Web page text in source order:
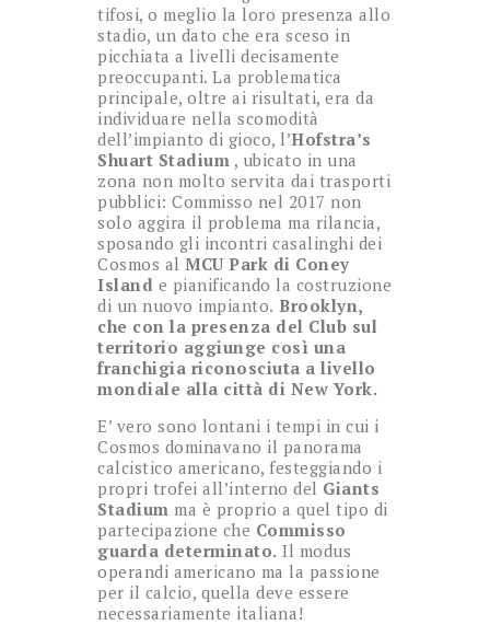
tifosi, o meglio la loro presenza allo
stadio, un dato che era sceso in
picchiata a livelli decisamente
preoccupanti. La problematica
principale, oltre ai risultati, era da
individuare nella scomodità
dell’impianto di gioco, l’Hofstra’s
Shuart Stadium , ubicato in una
zona non molto servita dai trasporti
pubblici: Commisso nel 2017 non
solo aggira il problema ma rilancia,
sposando gli incontri casalinghi dei
Cosmos al MCU Park di Coney
Island e pianificando la costruzione
di un nuovo impianto. Brooklyn,
che con la presenza del Club sul
territorio aggiunge così una
franchigia riconosciuta a livello
mondiale alla città di New York.
E’ vero sono lontani i tempi in cui i
Cosmos dominavano il panorama
calcistico americano, festeggiando i
propri trofei all’interno del Giants
Stadium ma è proprio a quel tipo di
partecipazione che Commisso
guarda determinato. Il modus
operandi americano ma la passione
per il calcio, quella deve essere
necessariamente italiana!